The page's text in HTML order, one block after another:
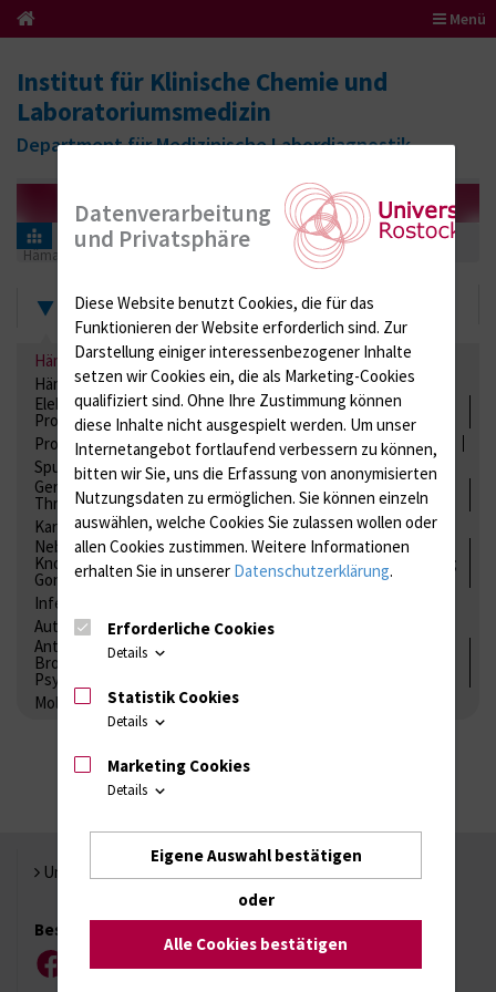
Menü
Institut für Klinische Chemie und
Laboratoriumsmedizin
Department für Medizinische Labordiagnostik
Informationen für Einsender
Ringversuchszertifikate
Hämatologie / Anämie
612 (Differentialblutbild maschinell)
Zertifikate
Hämatologie / Anämie
Retikulozyten
Hämoglobinelektrophorese
Liquordiagnostik
Elektrolyte, Enzyme, Substrate, Metabolite, Blutalkohol,
Proteine
Proteine
Lipide / Lipoproteine Niere / Harnwege
Stuhl
Spurenelemente
Säuren-Basen-Status
Gerinnung / Gerinnungsaktivierung / Gerinnungsfaktoren /
Thrombozytenfunktion / Antikoagulation
Kardiale Marker
Tumormarker
Interleukine
Nebenniere / Niere; Nebenschilddrüse ( Ca-Stoffwechsel /
Knochen; Hypophyse / Wachstum; Gestroinaltrakt / Vitamine;
Gonaden / Zyklus / Sterilität
Infektionsserologie
Autoimmundiagnostik
Antibiotika, Zystostatika, Immunsuppressiva, Amaleptika,
Bronchospasmolytika, Antiepileptika, Kardiaka,
Psychpharmaka
Molekulare Diagnostik
Universität Rostock
Besuchen Sie uns
FacebookInstagramYouTubeLinkedIn
Xing
Datenverarbeitung
und Privatsphäre
Diese Website benutzt Cookies, die für das
Funktionieren der Website erforderlich sind. Zur
Darstellung einiger interessenbezogener Inhalte
setzen wir Cookies ein, die als Marketing-Cookies
qualifiziert sind. Ohne Ihre Zustimmung können
diese Inhalte nicht ausgespielt werden. Um unser
Internetangebot fortlaufend verbessern zu können,
bitten wir Sie, uns die Erfassung von anonymisierten
Nutzungsdaten zu ermöglichen. Sie können einzeln
auswählen, welche Cookies Sie zulassen wollen oder
allen Cookies zustimmen. Weitere Informationen
erhalten Sie in unserer Datenschutzerklärung.
Erforderliche Cookies
Details
Statistik Cookies
Details
Marketing Cookies
Details
Eigene Auswahl bestätigen
oder
Alle Cookies bestätigen